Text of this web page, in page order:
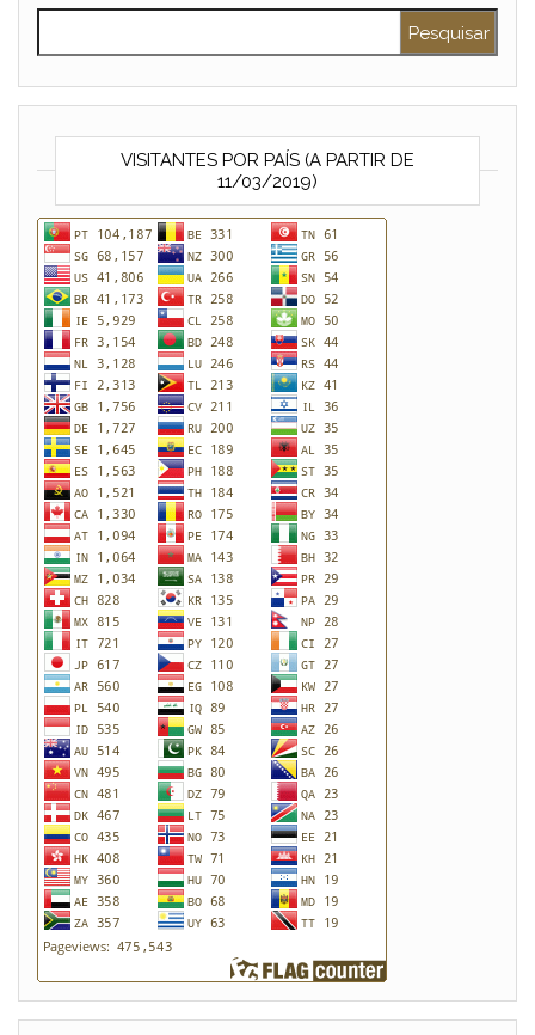
VISITANTES POR PAÍS (A PARTIR DE
11/03/2019)